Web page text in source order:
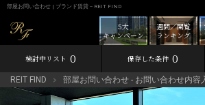
部屋お問い合わせ | ブランド賃貸－REIT FIND
週間／閲覧
ランキング
5大
キャンペーン
検討中リスト 0 保存した条件 0
REIT FIND 部屋お問い合わせ - お問い合わせ内容